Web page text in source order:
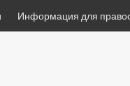
Информация для